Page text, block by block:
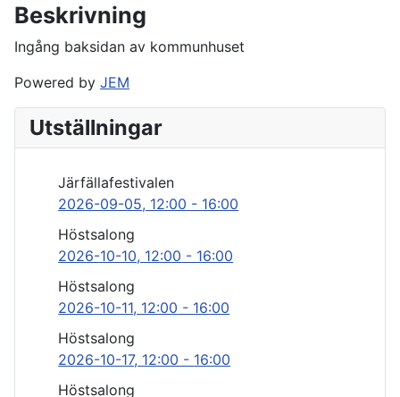
Beskrivning
Ingång baksidan av kommunhuset
Powered by JEM
Utställningar
Järfällafestivalen
2026-09-05, 12:00 - 16:00
Höstsalong
2026-10-10, 12:00 - 16:00
Höstsalong
2026-10-11, 12:00 - 16:00
Höstsalong
2026-10-17, 12:00 - 16:00
Höstsalong